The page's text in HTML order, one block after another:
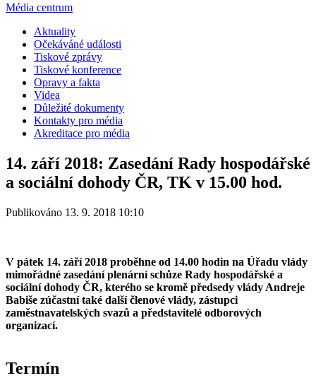
Média centrum
Aktuality
Očekáváné události
Tiskové zprávy
Tiskové konference
Opravy a fakta
Videa
Důležité dokumenty
Kontakty pro média
Akreditace pro média
14. září 2018: Zasedání Rady hospodářské
a sociální dohody ČR, TK v 15.00 hod.
Publikováno 13. 9. 2018 10:10
V pátek 14. září 2018 proběhne od 14.00 hodin na Úřadu vlády
mimořádné zasedání plenární schůze Rady hospodářské a
sociální dohody ČR, kterého se kromě předsedy vlády Andreje
Babiše zúčastní také další členové vlády, zástupci
zaměstnavatelských svazů a představitelé odborových
organizací.
Termín